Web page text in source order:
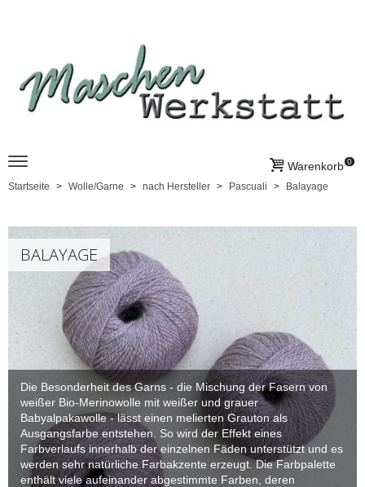
Warenkorb 0
Startseite Wolle/Garne nach Hersteller Pascuali Balayage
BALAYAGE
Die Besonderheit des Garns - die Mischung der Fasern von
weißer Bio-Merinowolle mit weißer und grauer
Babyalpakawolle - lässt einen melierten Grauton als
Ausgangsfarbe entstehen. So wird der Effekt eines
Farbverlaufs innerhalb der einzelnen Fäden unterstützt und es
werden sehr natürliche Farbakzente erzeugt. Die Farbpalette
enthält viele aufeinander abgestimmte Farben, deren